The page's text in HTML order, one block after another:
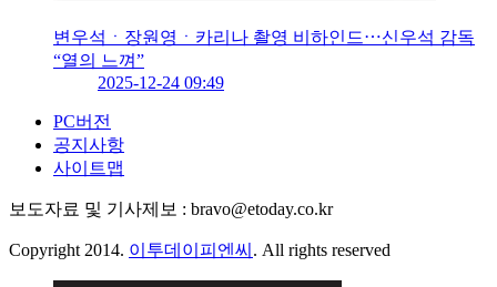
변우석ㆍ장원영ㆍ카리나 촬영 비하인드⋯신우석 감독
“열의 느껴”
2025-12-24 09:49
PC버전
공지사항
사이트맵
보도자료 및 기사제보 : bravo@etoday.co.kr
Copyright 2014. 이투데이피엔씨 . All rights reserved